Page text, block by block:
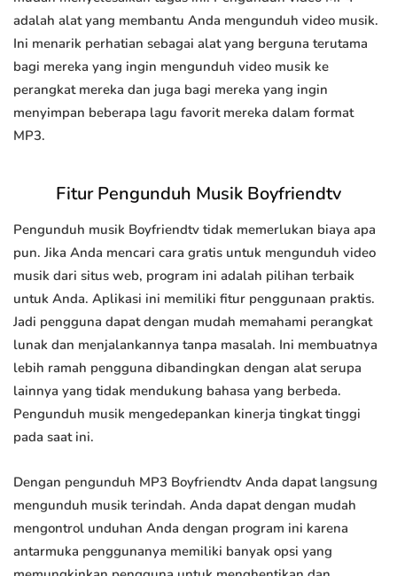
adalah alat yang membantu Anda mengunduh video musik.
Ini menarik perhatian sebagai alat yang berguna terutama
bagi mereka yang ingin mengunduh video musik ke
perangkat mereka dan juga bagi mereka yang ingin
menyimpan beberapa lagu favorit mereka dalam format
MP3.
Fitur Pengunduh Musik Boyfriendtv
Pengunduh musik Boyfriendtv tidak memerlukan biaya apa
pun. Jika Anda mencari cara gratis untuk mengunduh video
musik dari situs web, program ini adalah pilihan terbaik
untuk Anda. Aplikasi ini memiliki fitur penggunaan praktis.
Jadi pengguna dapat dengan mudah memahami perangkat
lunak dan menjalankannya tanpa masalah. Ini membuatnya
lebih ramah pengguna dibandingkan dengan alat serupa
lainnya yang tidak mendukung bahasa yang berbeda.
Pengunduh musik mengedepankan kinerja tingkat tinggi
pada saat ini.
Dengan pengunduh MP3 Boyfriendtv Anda dapat langsung
mengunduh musik terindah. Anda dapat dengan mudah
mengontrol unduhan Anda dengan program ini karena
antarmuka penggunanya memiliki banyak opsi yang